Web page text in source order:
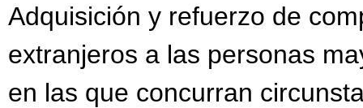
Adquisición y refuerzo de
extranjeros a las personas
en las que concurran